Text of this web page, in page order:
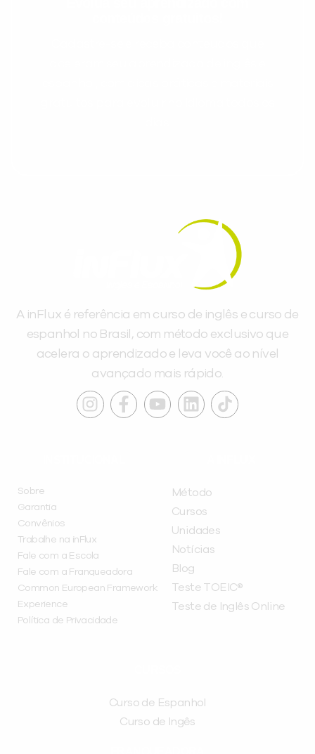
A inFlux é referência em curso de inglês e curso de
espanhol no Brasil, com método exclusivo que
acelera o aprendizado e leva você ao nível
avançado mais rápido.
Sobre
Garantia
Convênios
Trabalhe na inFlux
Fale com a Escola
Fale com a Franqueadora
Common European Framework
Experience
Política de Privacidade
Método
Cursos
Unidades
Notícias
Blog
Teste TOEIC®
Teste de Inglês Online
Curso de Espanhol
Curso de Ingês